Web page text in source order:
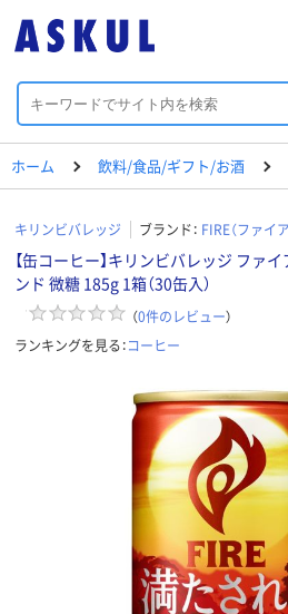
ホーム 飲料/食品/ギフト/お酒
キリンビバレッジ ブランド： FIRE（ファイア
【缶コーヒー】キリンビバレッジ ファ
ンド 微糖 185g 1箱（30缶入）
（0件のレビュー）
ランキングを見る：コーヒー